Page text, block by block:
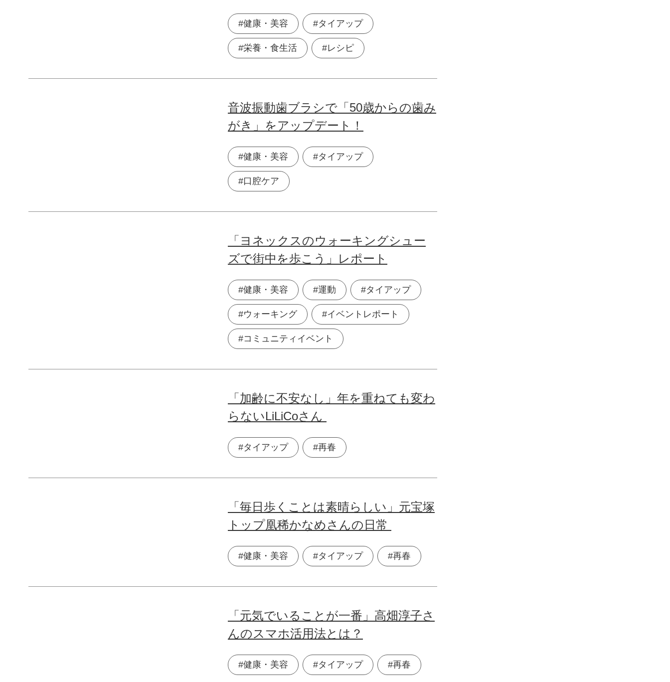
#健康・美容 #タイアップ
#栄養・食生活 #レシピ
音波振動歯ブラシで「50歳からの歯み
がき」をアップデート！
#健康・美容 #タイアップ
#口腔ケア
「ヨネックスのウォーキングシュー
ズで街中を歩こう」レポート
#健康・美容 #運動 #タイアップ
#ウォーキング #イベントレポート
#コミュニティイベント
「加齢に不安なし」年を重ねても変わ
らないLiLiCoさん
#タイアップ #再春
「毎日歩くことは素晴らしい」元宝塚
トップ凰稀かなめさんの日常
#健康・美容 #タイアップ #再春
「元気でいることが一番」高畑淳子さ
んのスマホ活用法とは？
#健康・美容 #タイアップ #再春